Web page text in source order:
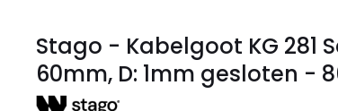
Stago - Kabelgoot KG 281
60mm, D: 1mm gesloten -